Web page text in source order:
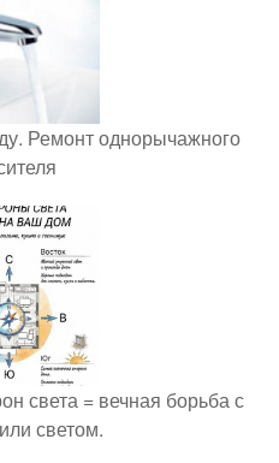
Ремонт однорычажного
света = вечная борьба с
светом.